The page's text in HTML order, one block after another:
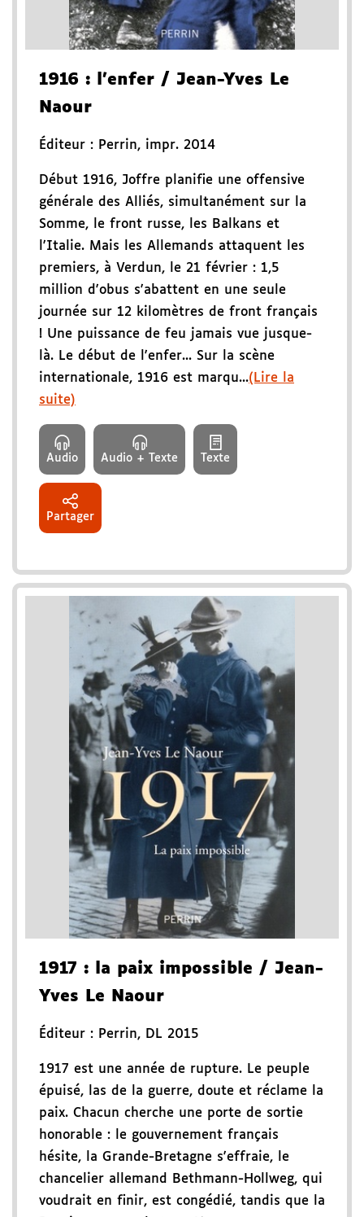
1916 : l'enfer / Jean-Yves Le
Naour
Éditeur : Perrin, impr. 2014
Début 1916, Joffre planifie une offensive
générale des Alliés, simultanément sur la
Somme, le front russe, les Balkans et
l'Italie. Mais les Allemands attaquent les
premiers, à Verdun, le 21 février : 1,5
million d'obus s'abattent en une seule
journée sur 12 kilomètres de front français
! Une puissance de feu jamais vue jusque-
là. Le début de l'enfer... Sur la scène
internationale, 1916 est marqu...(Lire la
suite)
Audio Audio + Texte Texte
Partager
1917 : la paix impossible / Jean-
Yves Le Naour
Éditeur : Perrin, DL 2015
1917 est une année de rupture. Le peuple
épuisé, las de la guerre, doute et réclame la
paix. Chacun cherche une porte de sortie
honorable : le gouvernement français
hésite, la Grande-Bretagne s'effraie, le
chancelier allemand Bethmann-Hollweg, qui
voudrait en finir, est congédié, tandis que la